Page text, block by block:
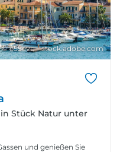
© e55evu - stock.adobe.com
Stück Natur unter
und genießen Sie